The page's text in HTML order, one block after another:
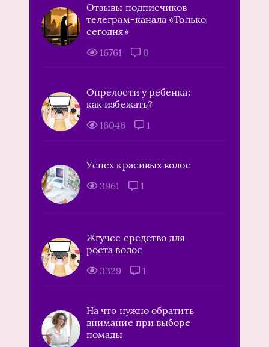
Отзывы подписчиков
телеграм-канала «Только
сегодня»
16761
0
Опрелости у ребенка:
как избежать?
16046
1
Успех красивых волос
3961
1
Жгучее средство для
роста волос
3329
1
На что нужно обратить
внимание при выборе
помады